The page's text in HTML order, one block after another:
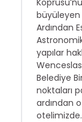
büyüleyen
Ardından
yapılar
Belediye
noktaları
ardından
otelimizde.